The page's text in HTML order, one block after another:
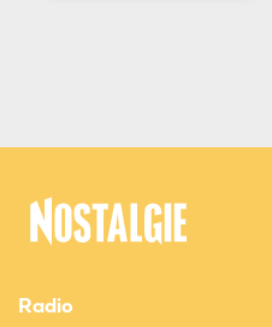
Radio